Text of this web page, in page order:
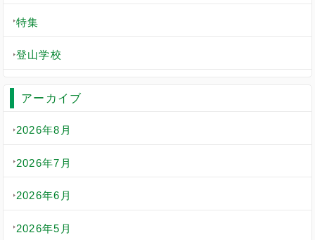
特集
登山学校
アーカイブ
2026年8月
2026年7月
2026年6月
2026年5月